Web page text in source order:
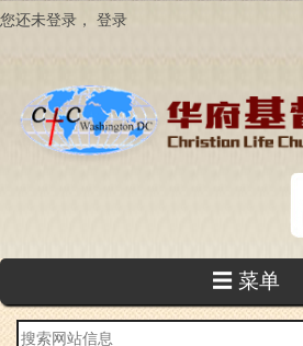
跳
您还未登录， 登录
☰ 菜单
站